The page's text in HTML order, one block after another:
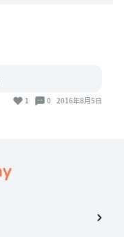
1 0 2016年8月5日